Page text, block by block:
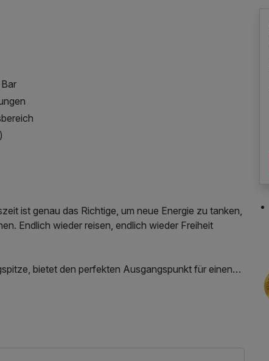
ist genau das Richtige, um neue Energie zu tanken,
Endlich wieder reisen, endlich wieder Freiheit
bietet den perfekten Ausgangspunkt für einen
Natur, die klare Bergluft und die ruhige Atmosphäre
Radfahrer und Naturliebhaber. Nur etwa 5 Kilometer
Bergsee, der im Sommer mit seinem
Leihbademantel, Nutzung des